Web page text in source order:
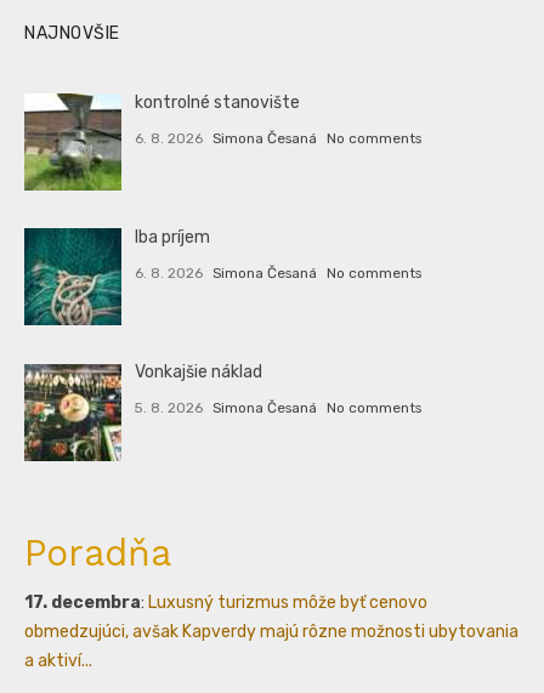
NAJNOVŠIE
kontrolné stanovište
6. 8. 2026 Simona Česaná No comments
Iba príjem
6. 8. 2026 Simona Česaná No comments
Vonkajšie náklad
5. 8. 2026 Simona Česaná No comments
Poradňa
17. decembra: Luxusný turizmus môže byť cenovo
obmedzujúci, avšak Kapverdy majú rôzne možnosti ubytovania
a aktiví...